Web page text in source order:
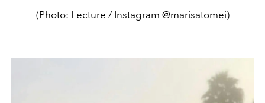
(Photo: Lecture / Instagram @marisatomei)